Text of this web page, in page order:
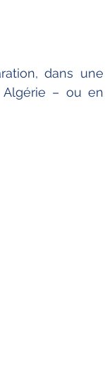
dans une
– ou en